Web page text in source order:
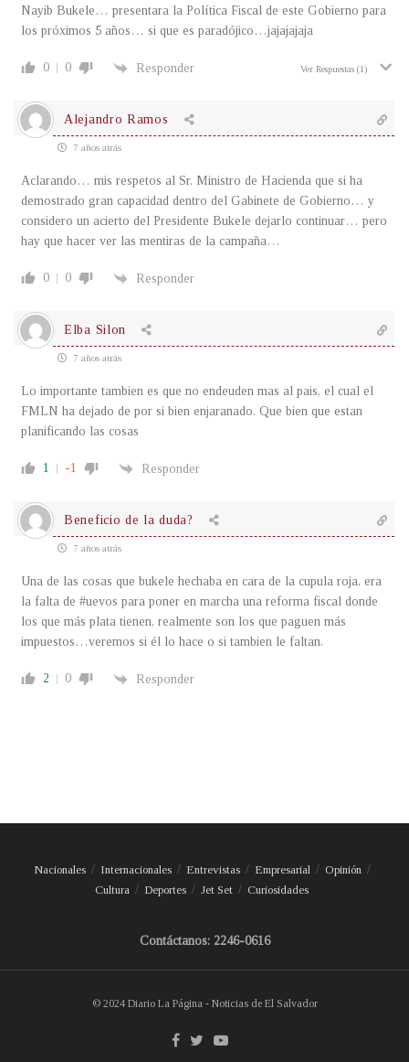
Nayib Bukele… presentara la Política Fiscal de este Gobierno para
los próximos 5 años… si que es paradójico…jajajajaja
0 0 Responder Ver Respuestas (1)
Alejandro Ramos
7 años atrás
Aclarando… mis respetos al Sr. Ministro de Hacienda que si ha
demostrado gran capacidad dentro del Gabinete de Gobierno… y
considero un acierto del Presidente Bukele dejarlo continuar… pero
hay que hacer ver las mentiras de la campaña…
0 0 Responder
Elba Silon
7 años atrás
Lo importante tambien es que no endeuden mas al pais, el cual el
FMLN ha dejado de por si bien enjaranado. Que bien que estan
planificando las cosas
1 -1 Responder
Beneficio de la duda?
7 años atrás
Una de las cosas que bukele hechaba en cara de la cupula roja, era
la falta de #uevos para poner en marcha una reforma fiscal donde
los que más plata tienen, realmente son los que paguen más
impuestos…veremos si él lo hace o si tambien le faltan.
2 0 Responder
Nacionales Internacionales Entrevistas Empresarial
Opinión
Cultura
Deportes Jet Set Curiosidades
Contáctanos: 2246-0616
© 2024 Diario La Página - Noticias de El Salvador